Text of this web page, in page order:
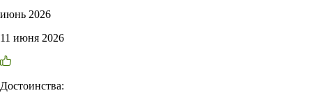
июнь 2026
11 июня 2026
Достоинства: